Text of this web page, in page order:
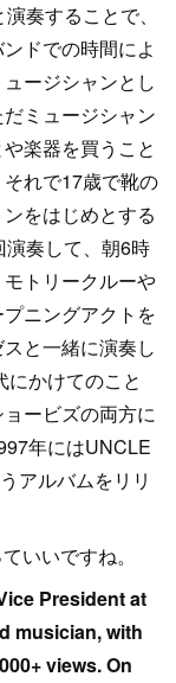
奏することで、
ドでの時間によ
ージシャンとし
ミュージシャン
楽器を買うこと
れで17歳で靴の
をはじめとする
奏して、朝6時
トリークルーや
ニングアクトを
と一緒に演奏し
かけてのこと
ービズの両方に
年にはUNCLE
アルバムをリリ
いいですね。
President at
musician, with
views. On